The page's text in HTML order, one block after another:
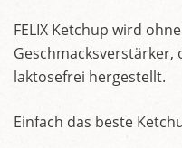
FELIX Ketchup wird
laktosefrei hergestellt.
Einfach das beste